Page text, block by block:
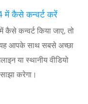
में कैसे कन्वर्ट करें
कन्वर्ट किया जाए, तो
यह आपके साथ सबसे अच्छा
या स्थानीय वीडियो
करेगा।